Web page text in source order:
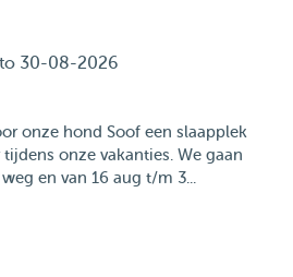
30-08-2026
onze hond Soof een slaapplek
onze vakanties. We gaan
en van 16 aug t/m 3...